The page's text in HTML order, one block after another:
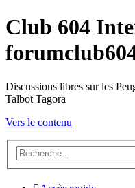
Club 604
Discussions libres sur les
Talbot Tagora
Vers le contenu